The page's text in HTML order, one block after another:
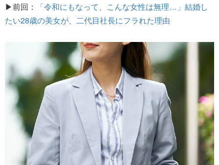
▶前回：
「令和にもなって、こんな女性は無理…」結婚し
たい28歳の美女が、二代目社長にフラれた理由